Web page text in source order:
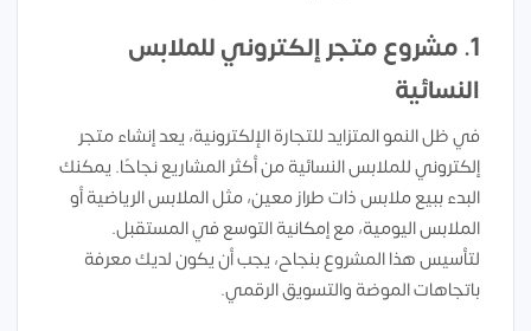
1. مشروع متجر إلكتروني للملابس
النسائية
في ظل النمو المتزايد للتجارة الإلكترونية، يعد إنشاء متجر
إلكتروني للملابس النسائية من أكثر المشاريع نجاحًا. يمكنك
البدء ببيع ملابس ذات طراز معين، مثل الملابس الرياضية أو
الملابس اليومية، مع إمكانية التوسع في المستقبل.
لتأسيس هذا المشروع بنجاح، يجب أن يكون لديك معرفة
باتجاهات الموضة والتسويق الرقمي.